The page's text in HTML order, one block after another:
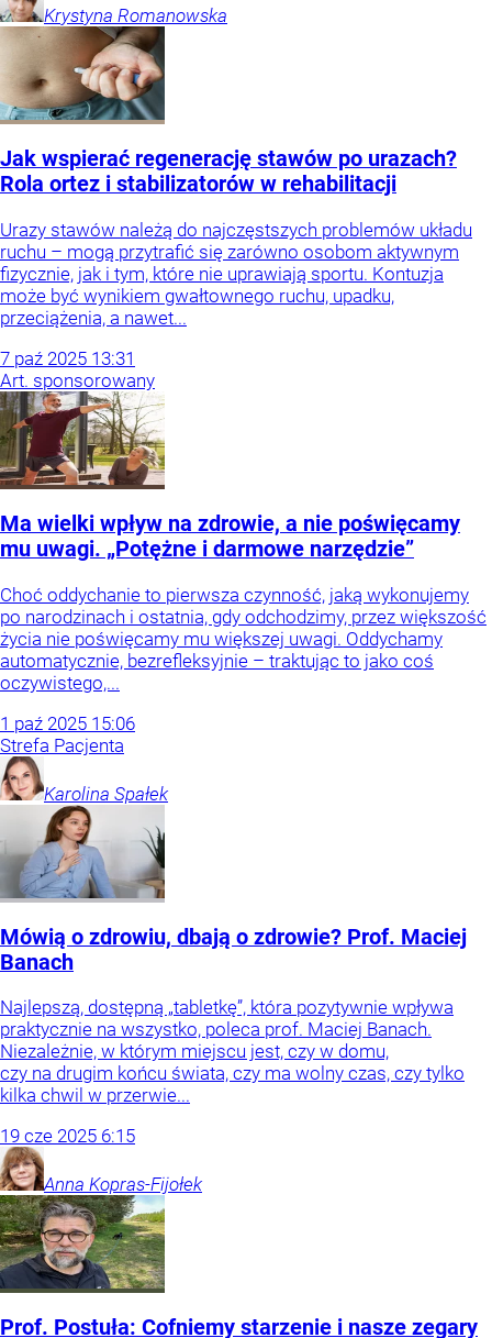
Krystyna Romanowska
Jak wspierać regenerację stawów po urazach?
Rola ortez i stabilizatorów w rehabilitacji
Urazy stawów należą do najczęstszych problemów układu
ruchu – mogą przytrafić się zarówno osobom aktywnym
fizycznie, jak i tym, które nie uprawiają sportu. Kontuzja
może być wynikiem gwałtownego ruchu, upadku,
przeciążenia, a nawet...
7 paź 2025 13:31
Art. sponsorowany
Ma wielki wpływ na zdrowie, a nie poświęcamy
mu uwagi. „Potężne i darmowe narzędzie”
Choć oddychanie to pierwsza czynność, jaką wykonujemy
po narodzinach i ostatnia, gdy odchodzimy, przez większość
życia nie poświęcamy mu większej uwagi. Oddychamy
automatycznie, bezrefleksyjnie – traktując to jako coś
oczywistego,...
1 paź 2025 15:06
Strefa Pacjenta
Karolina Spałek
Mówią o zdrowiu, dbają o zdrowie? Prof. Maciej
Banach
Najlepszą, dostępną „tabletkę”, która pozytywnie wpływa
praktycznie na wszystko, poleca prof. Maciej Banach.
Niezależnie, w którym miejscu jest, czy w domu,
czy na drugim końcu świata, czy ma wolny czas, czy tylko
kilka chwil w przerwie...
19 cze 2025 6:15
Anna Kopras-Fijołek
Prof. Postuła: Cofniemy starzenie i nasze zegary